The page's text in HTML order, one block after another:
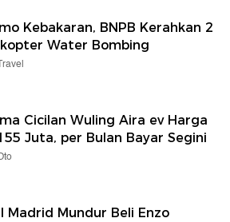
Kebakaran, BNPB Kerahkan 2
Water Bombing
Cicilan Wuling Aira ev Harga
Juta, per Bulan Bayar Segini
Madrid Mundur Beli Enzo